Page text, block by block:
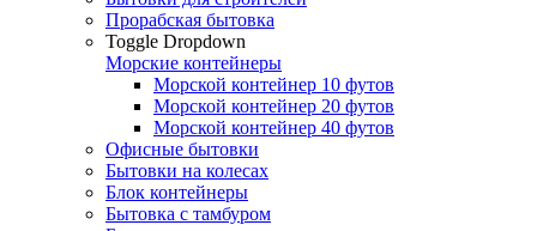
Прорабская бытовка
Toggle Dropdown
Морские контейнеры
Морской контейнер 10 футов
Морской контейнер 20 футов
Морской контейнер 40 футов
Офисные бытовки
Бытовки на колесах
Блок контейнеры
Бытовка с тамбуром